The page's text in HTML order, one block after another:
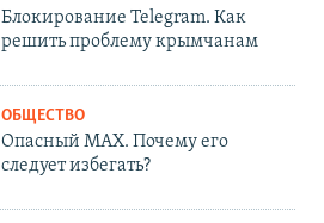
Блокирование Telegram. Как
решить проблему крымчанам
ОБЩЕСТВО
Опасный MAX. Почему его
следует избегать?